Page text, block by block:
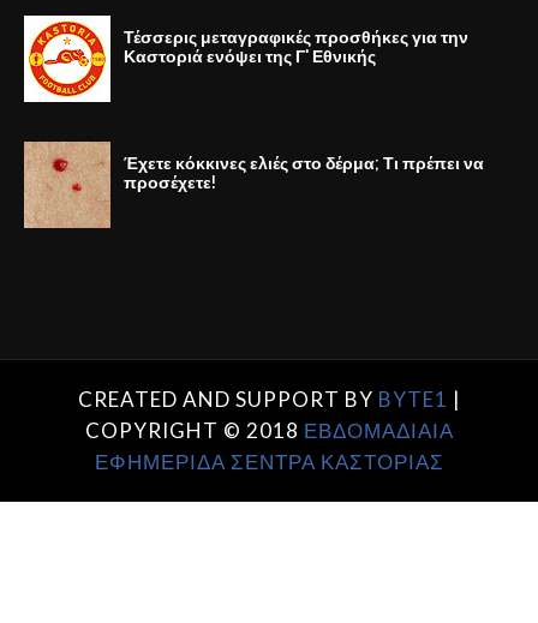
Τέσσερις μεταγραφικές προσθήκες για την
Καστοριά ενόψει της Γ' Εθνικής
Έχετε κόκκινες ελιές στο δέρμα; Τι πρέπει να
προσέχετε!
CREATED AND SUPPORT BY BYTE1 |
COPYRIGHT © 2018 ΕΒΔΟΜΑΔΙΑΙΑ
ΕΦΗΜΕΡΙΔΑ ΣΕΝΤΡΑ ΚΑΣΤΟΡΙΑΣ